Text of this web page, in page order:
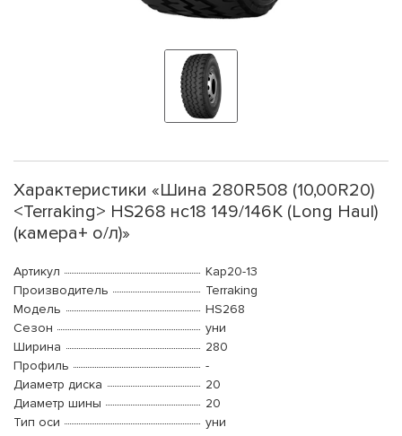
Характеристики «Шина 280R508 (10,00R20)
<Terraking> HS268 нс18 149/146K (Long Haul)
(камера+ о/л)»
Артикул
Kap20-13
Производитель
Terraking
Модель
HS268
Сезон
уни
Ширина
280
Профиль
-
Диаметр диска
20
Диаметр шины
20
Тип оси
уни